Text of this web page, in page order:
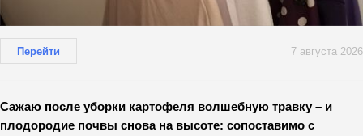
Перейти 7 августа 2026
Сажаю после уборки картофеля волшебную травку – и
плодородие почвы снова на высоте: сопоставимо с